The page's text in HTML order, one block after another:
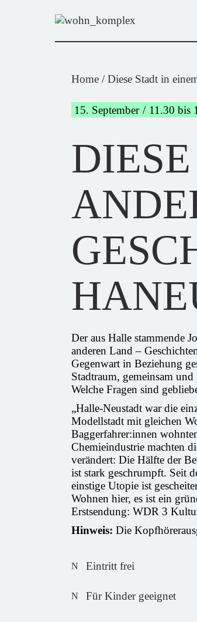
Home Diese Stadt in
15. September 11.30 bis
Der aus Halle stammende
anderen Land –
Gegenwart in Beziehung
Stadtraum, gemeinsam
Welche Fragen sind
„Halle-Neustadt war die
Modellstadt mit gleichen
Baggerfahrer:innen
Chemieindustrie machten
verändert: Die Hälfte der
ist stark geschrumpft. Seit
einstige Utopie ist
Wohnen hier, es ist ein
Erstsendung: WDR 3
Hinweis: Die
Eintritt frei
Für Kinder geeignet